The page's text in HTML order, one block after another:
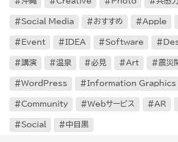
Social Media おすすめ Apple
Event IDEA Software
講演 温泉 必見 Art 震災
WordPress Information Graphics
Community Webサービス AR
Social 中目黒